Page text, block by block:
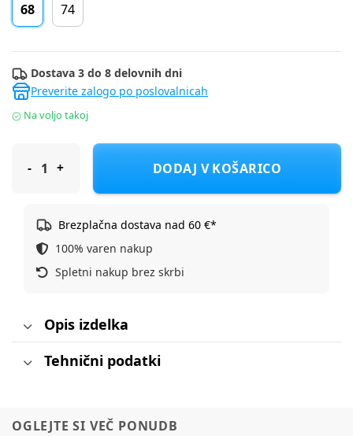
68 74
Dostava 3 do 8 delovnih dni
Preverite zalogo po poslovalnicah
Na voljo takoj
S.Oliver obleka BR 2165021 D Modra 68
DODAJ V KOŠARICO
Brezplačna dostava nad 60 €*
100% varen nakup
Spletni nakup brez skrbi
Opis izdelka
Tehnični podatki
OGLEJTE SI VEČ PONUDB